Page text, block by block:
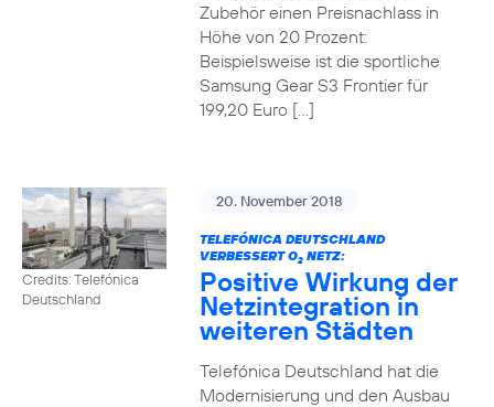
Zubehör einen Preisnachlass in
Höhe von 20 Prozent:
Beispielsweise ist die sportliche
Samsung Gear S3 Frontier für
199,20 Euro […]
Credits: Telefónica
Deutschland
20. November 2018
TELEFÓNICA DEUTSCHLAND
VERBESSERT O2NETZ:
Positive Wirkung der
Netzintegration in
weiteren Städten
Telefónica Deutschland hat die
Modernisierung und den Ausbau